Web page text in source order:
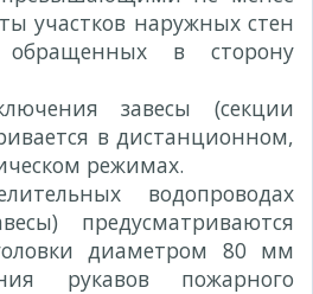
участков наружных стен
обращенных в сторону
завесы (секции
в дистанционном,
режимах.
водопроводах
предусматриваются
диаметром 80 мм
рукавов пожарного